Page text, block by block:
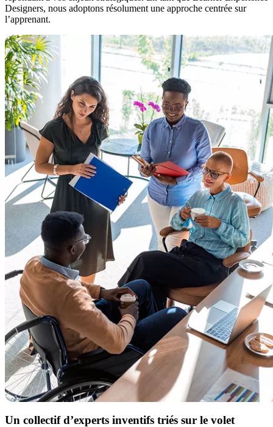
Designers, nous adoptons résolument une approche centrée sur
l’apprenant.
Un collectif d’experts inventifs triés sur le volet